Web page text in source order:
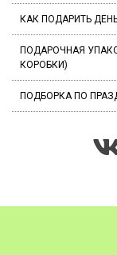
КАК ПОДАРИТЬ
ПОДАРОЧНАЯ
КОРОБКИ)
ПОДБОРКА ПО